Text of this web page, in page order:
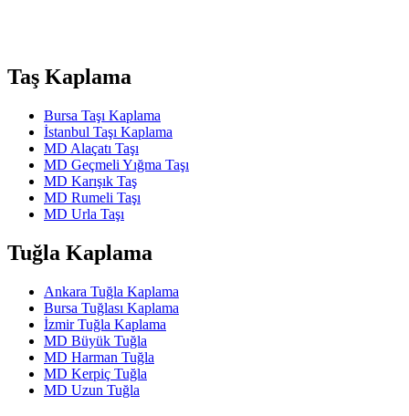
Taş Kaplama
Bursa Taşı Kaplama
İstanbul Taşı Kaplama
MD Alaçatı Taşı
MD Geçmeli Yığma Taşı
MD Karışık Taş
MD Rumeli Taşı
MD Urla Taşı
Tuğla Kaplama
Ankara Tuğla Kaplama
Bursa Tuğlası Kaplama
İzmir Tuğla Kaplama
MD Büyük Tuğla
MD Harman Tuğla
MD Kerpiç Tuğla
MD Uzun Tuğla